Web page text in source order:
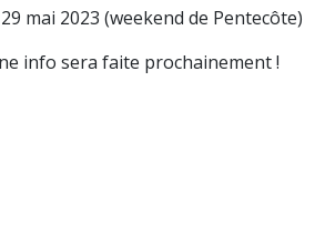
mai 2023 (weekend de Pentecôte)
info sera faite prochainement !